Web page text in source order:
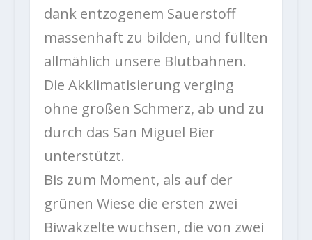
dank entzogenem Sauerstoff
massenhaft zu bilden, und füllten
allmählich unsere Blutbahnen.
Die Akklimatisierung verging
ohne großen Schmerz, ab und zu
durch das San Miguel Bier
unterstützt.
Bis zum Moment, als auf der
grünen Wiese die ersten zwei
Biwakzelte wuchsen, die von zwei